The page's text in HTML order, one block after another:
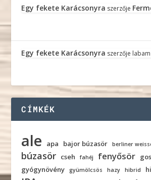
Egy fekete Karácsonyra szerzője
Egy fekete Karácsonyra szerzője labam
CÍMKÉK
ale apa bajor búzasör berliner
búzasör cseh fahéj fenyősör
gyógynövény
gyümölcsös hazy hibrid